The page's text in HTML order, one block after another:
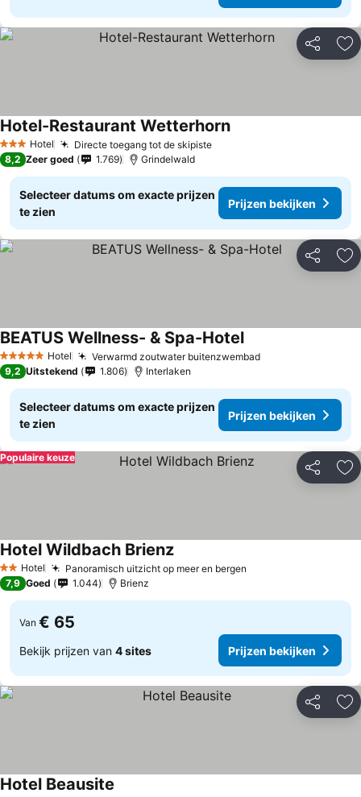
Delen
3 SterrenHotel Directe toegang tot de skipiste
Hotel-Restaurant Wetterhorn
8,2 Zeer goed 1.769 Grindelwald
Selecteer datums om exacte prijzen
te zien
Prijzen bekijken
Delen
5 Sterren Hotel Verwarmd zoutwater buitenzwembad
BEATUS Wellness- & Spa-Hotel
9,2 Uitstekend 1.806 Interlaken
Selecteer datums om exacte prijzen
te zien
Prijzen bekijken
Delen
Populaire keuze
2 Sterren
Hotel Panoramisch uitzicht op meer en bergen
Hotel Wildbach Brienz
7,9 Goed 1.044 Brienz
Van € 65
Bekijk prijzen van 4 sites Prijzen bekijken
Delen
Hotel Beausite